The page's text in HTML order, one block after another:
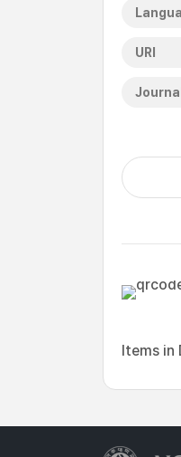
URI
Items in